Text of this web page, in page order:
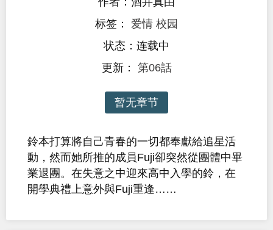
标签： 爱情 校园
状态：连载中
更新： 第06話
暂无章节
鈴本打算將自己青春的一切都奉獻給追星活
動，然而她所推的成員Fuji卻突然從團體中畢
業退團。在失意之中迎來高中入學的鈴，在
開學典禮上意外與Fuji重逢……